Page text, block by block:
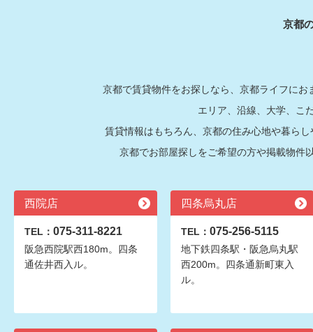
京都
京都で賃貸物件をお探しなら、京都ライフに
エリア、沿線、大学、こ
賃貸情報はもちろん、京都の住み心地や暮ら
京都でお部屋探しをご希望の方や掲載物件
西院店
TEL： 075-311-8221
阪急西院駅西180m。四条
通佐井西入ル。
四条烏丸店
TEL： 075-256-5115
地下鉄四条駅・阪急烏丸駅
西200m。四条通新町東入
ル。